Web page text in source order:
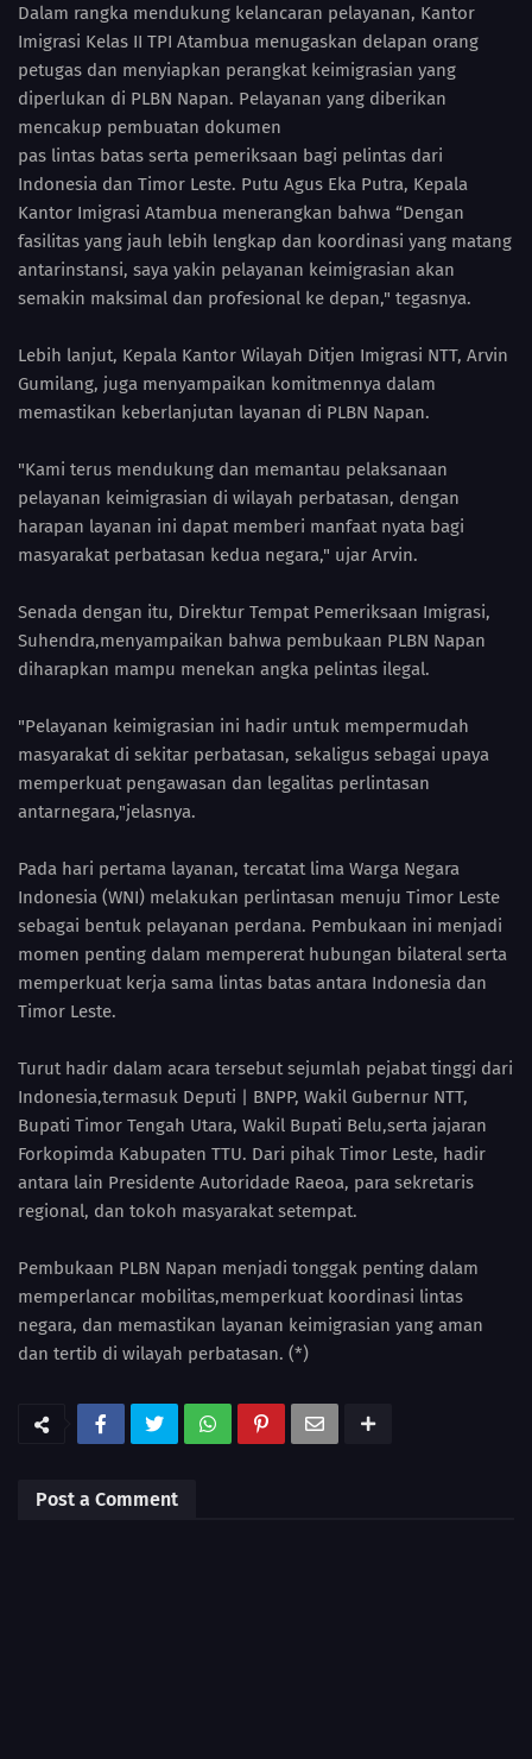
Dalam rangka mendukung kelancaran pelayanan, Kantor
Imigrasi Kelas II TPI Atambua menugaskan delapan orang
petugas dan menyiapkan perangkat keimigrasian yang
diperlukan di PLBN Napan. Pelayanan yang diberikan
mencakup pembuatan dokumen
pas lintas batas serta pemeriksaan bagi pelintas dari
Indonesia dan Timor Leste. Putu Agus Eka Putra, Kepala
Kantor Imigrasi Atambua menerangkan bahwa “Dengan
fasilitas yang jauh lebih lengkap dan koordinasi yang matang
antarinstansi, saya yakin pelayanan keimigrasian akan
semakin maksimal dan profesional ke depan," tegasnya.
Lebih lanjut, Kepala Kantor Wilayah Ditjen Imigrasi NTT, Arvin
Gumilang, juga menyampaikan komitmennya dalam
memastikan keberlanjutan layanan di PLBN Napan.
"Kami terus mendukung dan memantau pelaksanaan
pelayanan keimigrasian di wilayah perbatasan, dengan
harapan layanan ini dapat memberi manfaat nyata bagi
masyarakat perbatasan kedua negara," ujar Arvin.
Senada dengan itu, Direktur Tempat Pemeriksaan Imigrasi,
Suhendra,menyampaikan bahwa pembukaan PLBN Napan
diharapkan mampu menekan angka pelintas ilegal.
"Pelayanan keimigrasian ini hadir untuk mempermudah
masyarakat di sekitar perbatasan, sekaligus sebagai upaya
memperkuat pengawasan dan legalitas perlintasan
antarnegara,"jelasnya.
Pada hari pertama layanan, tercatat lima Warga Negara
Indonesia (WNI) melakukan perlintasan menuju Timor Leste
sebagai bentuk pelayanan perdana. Pembukaan ini menjadi
momen penting dalam mempererat hubungan bilateral serta
memperkuat kerja sama lintas batas antara Indonesia dan
Timor Leste.
Turut hadir dalam acara tersebut sejumlah pejabat tinggi dari
Indonesia,termasuk Deputi | BNPP, Wakil Gubernur NTT,
Bupati Timor Tengah Utara, Wakil Bupati Belu,serta jajaran
Forkopimda Kabupaten TTU. Dari pihak Timor Leste, hadir
antara lain Presidente Autoridade Raeoa, para sekretaris
regional, dan tokoh masyarakat setempat.
Pembukaan PLBN Napan menjadi tonggak penting dalam
memperlancar mobilitas,memperkuat koordinasi lintas
negara, dan memastikan layanan keimigrasian yang aman
dan tertib di wilayah perbatasan. (*)
Post a Comment